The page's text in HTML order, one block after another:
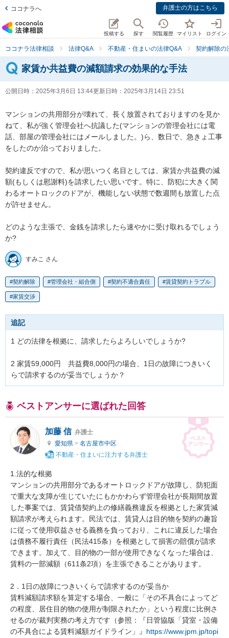
ココナラへ 弁護士の方はこちら
投稿する 探す 閲覧履歴 マイリスト ログイン
ココナラ法律相談 法律Q&A 不動産・住まいの法律Q&A 契約解除の
家賃か共益費の減額請求の効果的な手法
公開日時： 2025年3月6日 13:44更新日時： 2025年3月14日 23:51
マンションの共用部分が壊れて、長く放置されておりますのを見か
ねて、私が強く管理会社へ抗議した(マンションの管理会社には電
話、部屋の管理会社にはメールしました。)ら、数日で、急きょ工事
をしたのか治っておりました。
契約違反ですので、私が思いつく名目としては、家賃か共益費の減
額(もしくは慰謝料)を請求したい思いです。特に、防犯に大きく関
わるオートロックのドアが、機能しない状態で数週間も放置した点
が許せません。
どのような主張で、金銭を請求したら速やかに受け取れるでしょう
か?
すみこ さん
契約解除 管理会社・組合側 契約不適合責任 賃貸契約トラブル
家賃交渉
追記
1 どの法律を根拠に、請求したらよろしいでしょうか?
2 家賃59,000円　共益費8,000円の場合、1日の故障につきいく
らで請求するのが妥当でしょうか？
ベストアンサーに選ばれた回答
加藤 信 弁護士
愛知県 > 名古屋市中区
不動産・住まいに注力する弁護士
1.法的な根拠
マンションの共用部分であるオートロックドアが故障し、防犯面
で重大な支障が生じていたにもかかわらず管理会社が長期間放置
した事案では、賃貸借契約上の修繕義務違反を根拠とした家賃減
額請求が考えられます。民法では、賃貸人は目的物を契約の趣旨
に従って使用収益させる義務を負っており、これに違反した場合
は債務不履行責任（民法415条）を根拠として損害の賠償が請求
できます。加えて、目的物の一部が使用できなくなった場合は、
賃料の一部減額（611条2項）を主張できることがあります。
2．1日の故障につきいくらで請求するのが妥当か
賃料減額請求額を算定する場合、一般に「その不具合によってど
の程度、居住目的物の使用が制限されたか」という程度に比例さ
せるのが裁判実務の考え方です（参照：『日管協版「貸室・設備
の不具合による賃料減額ガイドライン」』 https://www.jpm.jp/topi